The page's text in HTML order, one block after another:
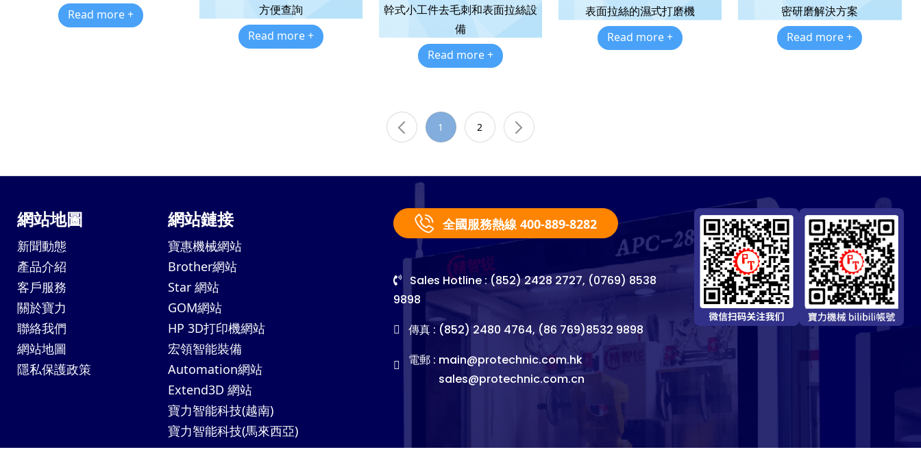
Read more +
方便查詢
Read more +
幹式小工件去毛刺和表面拉絲設
備
Read more +
表面拉絲的濕式打磨機
Read more +
密研磨解決方案
Read more +
1 2
網站地圖
新聞動態
產品介紹
客戶服務
關於寶力
聯絡我們
網站地圖
隱私保護政策
網站鏈接
寶惠機械網站
Brother網站
Star 網站
GOM網站
HP 3D打印機網站
宏領智能裝備
Automation網站
Extend3D 網站
寶力智能科技(越南)
寶力智能科技(馬來西亞)
全國服務熱線 400-889-8282
Sales Hotline : (852) 2428 2727, (0769) 8538
9898
傳真 : (852) 2480 4764, (86 769)8532 9898
電郵 : main@protechnic.com.hk
sales@protechnic.com.cn